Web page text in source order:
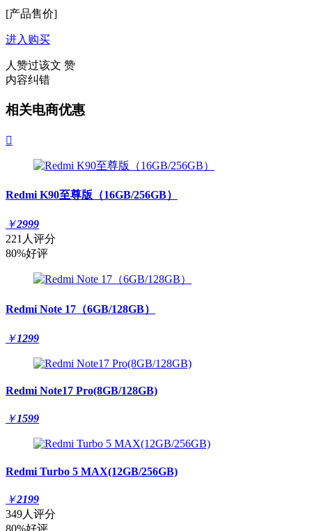
[产品售价]
进入购买
人赞过该文 赞
内容纠错
相关电商优惠

Redmi K90至尊版（16GB/256GB）
￥2999
221人评分
80%好评
Redmi Note 17（6GB/128GB）
￥1299
Redmi Note17 Pro(8GB/128GB)
￥1599
Redmi Turbo 5 MAX(12GB/256GB)
￥2199
349人评分
80%好评